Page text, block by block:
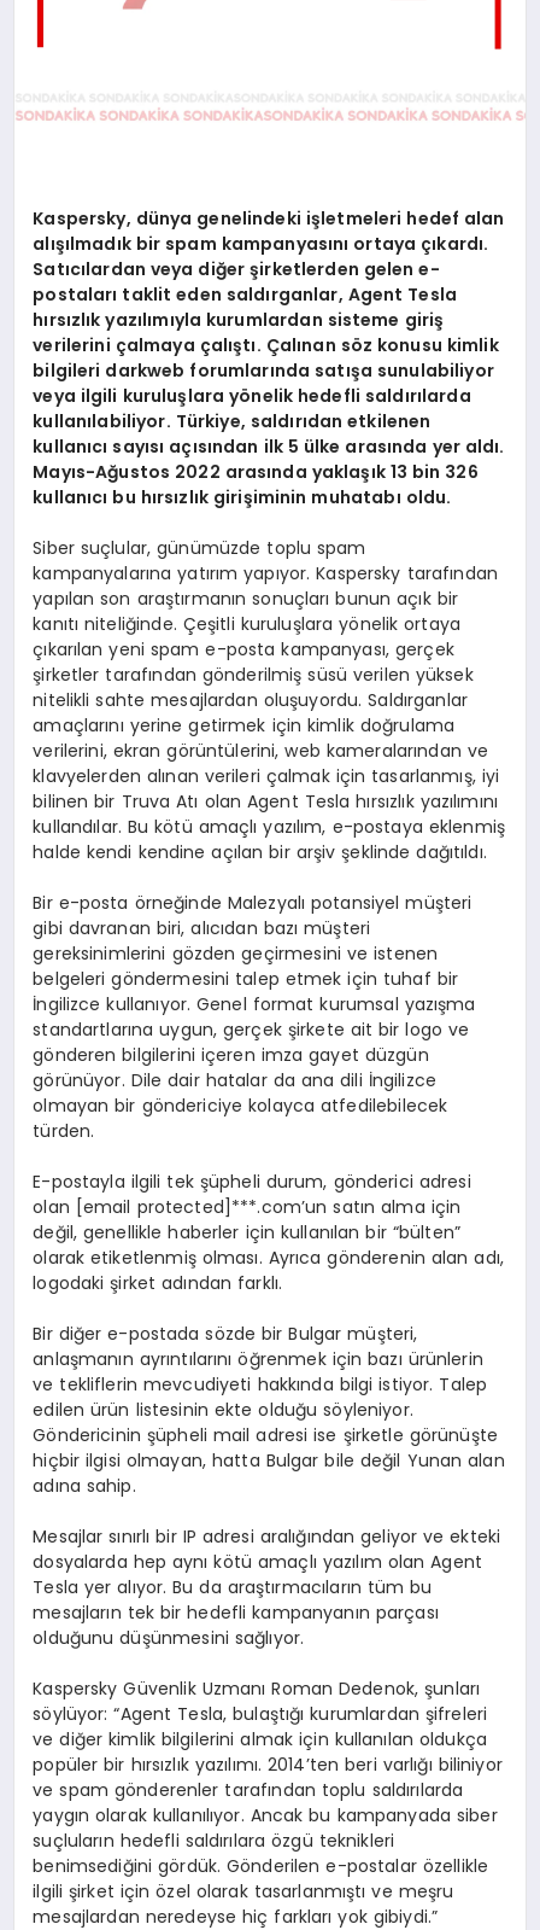
TEKNOLOJI
Kaspersky, dünya genelindeki işletmeleri hedef alan
alışılmadık bir spam kampanyasını ortaya çıkardı.
Satıcılardan veya diğer şirketlerden gelen e-
postaları taklit eden saldırganlar, Agent Tesla
hırsızlık yazılımıyla kurumlardan sisteme giriş
verilerini çalmaya çalıştı. Çalınan söz konusu kimlik
bilgileri darkweb forumlarında satışa sunulabiliyor
veya ilgili kuruluşlara yönelik hedefli saldırılarda
kullanılabiliyor. Türkiye, saldırıdan etkilenen
kullanıcı sayısı açısından ilk 5 ülke arasında yer aldı.
Mayıs-Ağustos 2022 arasında yaklaşık 13 bin 326
kullanıcı bu hırsızlık girişiminin muhatabı oldu.
Siber suçlular, günümüzde toplu spam
kampanyalarına yatırım yapıyor. Kaspersky tarafından
yapılan son araştırmanın sonuçları bunun açık bir
kanıtı niteliğinde. Çeşitli kuruluşlara yönelik ortaya
çıkarılan yeni spam e-posta kampanyası, gerçek
şirketler tarafından gönderilmiş süsü verilen yüksek
nitelikli sahte mesajlardan oluşuyordu. Saldırganlar
amaçlarını yerine getirmek için kimlik doğrulama
verilerini, ekran görüntülerini, web kameralarından ve
klavyelerden alınan verileri çalmak için tasarlanmış, iyi
bilinen bir Truva Atı olan Agent Tesla hırsızlık yazılımını
kullandılar. Bu kötü amaçlı yazılım, e-postaya eklenmiş
halde kendi kendine açılan bir arşiv şeklinde dağıtıldı.
Bir e-posta örneğinde Malezyalı potansiyel müşteri
gibi davranan biri, alıcıdan bazı müşteri
gereksinimlerini gözden geçirmesini ve istenen
belgeleri göndermesini talep etmek için tuhaf bir
İngilizce kullanıyor. Genel format kurumsal yazışma
standartlarına uygun, gerçek şirkete ait bir logo ve
gönderen bilgilerini içeren imza gayet düzgün
görünüyor. Dile dair hatalar da ana dili İngilizce
olmayan bir göndericiye kolayca atfedilebilecek
türden.
E-postayla ilgili tek şüpheli durum, gönderici adresi
olan [email protected]***.com’un satın alma için
değil, genellikle haberler için kullanılan bir “bülten”
olarak etiketlenmiş olması. Ayrıca gönderenin alan adı,
logodaki şirket adından farklı.
Bir diğer e-postada sözde bir Bulgar müşteri,
anlaşmanın ayrıntılarını öğrenmek için bazı ürünlerin
ve tekliflerin mevcudiyeti hakkında bilgi istiyor. Talep
edilen ürün listesinin ekte olduğu söyleniyor.
Göndericinin şüpheli mail adresi ise şirketle görünüşte
hiçbir ilgisi olmayan, hatta Bulgar bile değil Yunan alan
adına sahip.
Mesajlar sınırlı bir IP adresi aralığından geliyor ve ekteki
dosyalarda hep aynı kötü amaçlı yazılım olan Agent
Tesla yer alıyor. Bu da araştırmacıların tüm bu
mesajların tek bir hedefli kampanyanın parçası
olduğunu düşünmesini sağlıyor.
Kaspersky Güvenlik Uzmanı Roman Dedenok, şunları
söylüyor: “Agent Tesla, bulaştığı kurumlardan şifreleri
ve diğer kimlik bilgilerini almak için kullanılan oldukça
popüler bir hırsızlık yazılımı. 2014’ten beri varlığı biliniyor
ve spam gönderenler tarafından toplu saldırılarda
yaygın olarak kullanılıyor. Ancak bu kampanyada siber
suçluların hedefli saldırılara özgü teknikleri
benimsediğini gördük. Gönderilen e-postalar özellikle
ilgili şirket için özel olarak tasarlanmıştı ve meşru
mesajlardan neredeyse hiç farkları yok gibiydi.”